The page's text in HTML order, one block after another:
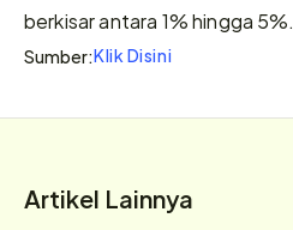
berkisar antara 1% hingga 5%.
Sumber:Klik Disini
Artikel Lainnya